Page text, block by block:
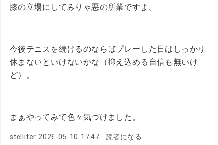
膝の立場にしてみりゃ悪の所業ですよ。
今後テニスを続けるのならばプレーした日はしっかり
休まないといけないかな（抑え込める自信も無いけ
ど）。
まぁやってみて色々気づけました。
stelliter 2026-05-10 17:47 読者になる